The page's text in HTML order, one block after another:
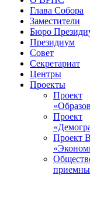
Глава Собора
Заместители
Бюро
Президиум
Совет
Секретариат
Центры
Проекты
Проект
Проект
Проект